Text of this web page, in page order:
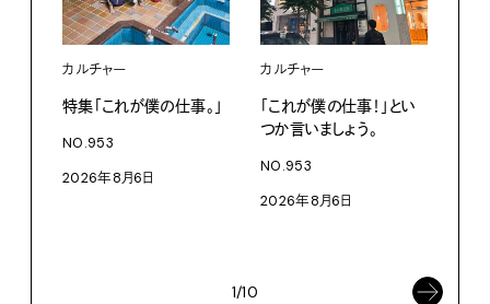
カルチャー
特集「これが僕の仕事。」
NO.953
2026年8月6日
カルチャー
「これが僕の仕事！」とい
つか言いましょう。
NO.953
2026年8月6日
1/10